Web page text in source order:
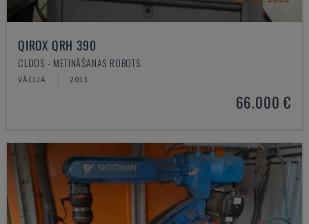
QIROX QRH 390
CLOOS - METINĀŠANAS ROBOTS
VĀCIJA 2013
66.000 €